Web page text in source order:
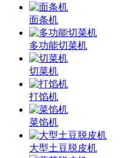
面条机
多功能切菜机
切菜机
打馅机
菜馅机
大型土豆脱皮机